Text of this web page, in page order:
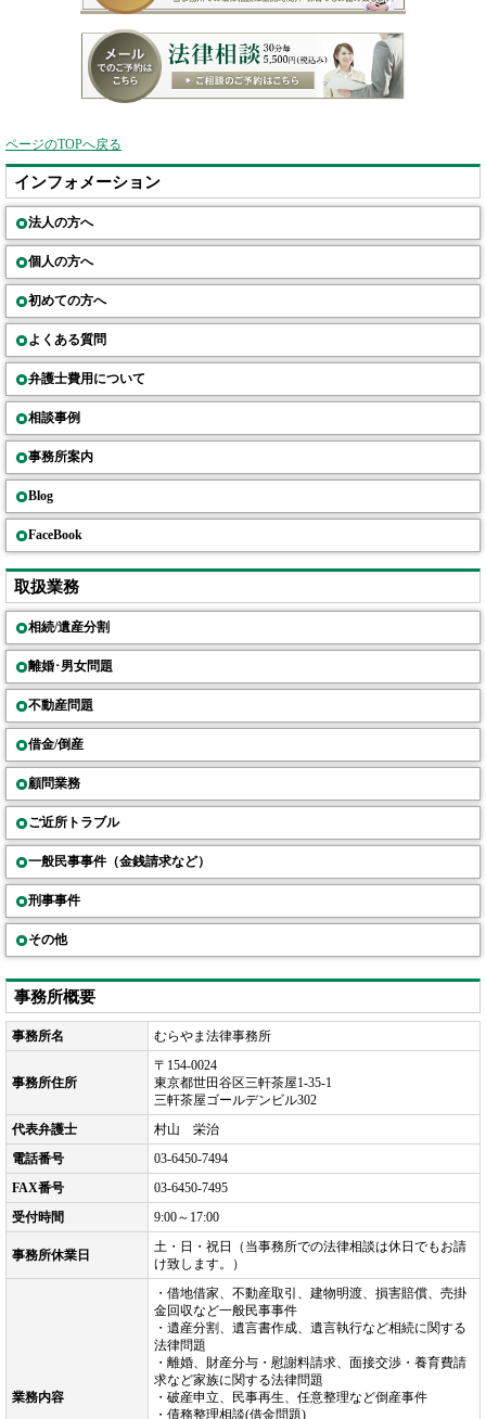
ページのTOPへ戻る
インフォメーション
法人の方へ
個人の方へ
初めての方へ
よくある質問
弁護士費用について
相談事例
事務所案内
Blog
FaceBook
取扱業務
相続/遺産分割
離婚･男女問題
不動産問題
借金/倒産
顧問業務
ご近所トラブル
一般民事事件（金銭請求など）
刑事事件
その他
事務所概要
事務所名 むらやま法律事務所
事務所住所
〒154-0024
東京都世田谷区三軒茶屋1-35-1
三軒茶屋ゴールデンビル302
代表弁護士
村山 栄治
電話番号
03-6450-7494
FAX番号
03-6450-7495
受付時間
9:00～17:00
事務所休業日
土・日・祝日（当事務所での法律相談は休日でもお請
け致します。）
業務内容
・借地借家、不動産取引、建物明渡、損害賠償、売掛
金回収など一般民事事件
・遺産分割、遺言書作成、遺言執行など相続に関する
法律問題
・離婚、財産分与・慰謝料請求、面接交渉・養育費請
求など家族に関する法律問題
・破産申立、民事再生、任意整理など倒産事件
・債務整理相談(借金問題)